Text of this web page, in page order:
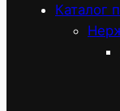
Каталог